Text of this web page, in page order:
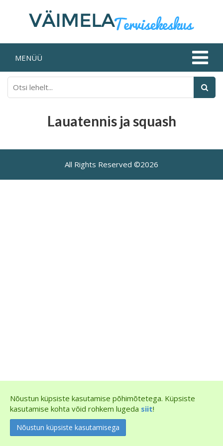
MENÜÜ
Lauatennis ja squash
All Rights Reserved ©2026
Nõustun küpsiste kasutamise põhimõtetega. Küpsiste
kasutamise kohta võid rohkem lugeda siit!